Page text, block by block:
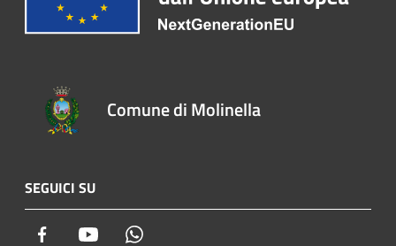
Comune di Molinella
SEGUICI SU
Facebook Youtube